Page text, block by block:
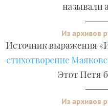
называли
Из архивов
Источник выражения
стихотворение
Этот Петя
Из архивов